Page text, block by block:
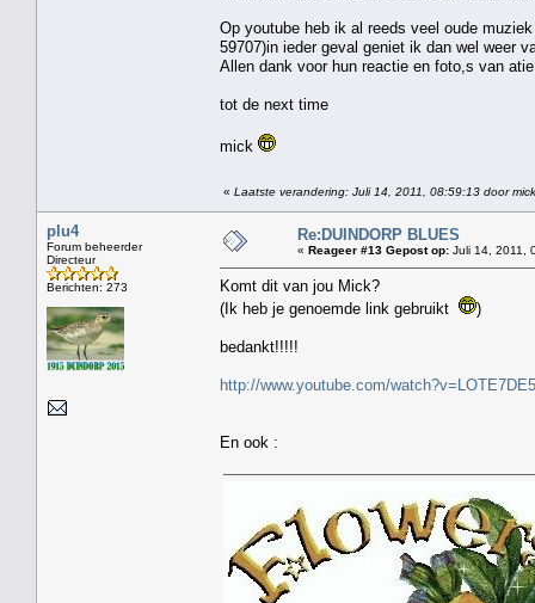
Op youtube heb ik al reeds veel oude
59707)in ieder geval geniet ik dan wel weer
Allen dank voor hun reactie en foto,s van
tot de next time
mick
« Laatste verandering: Juli 14, 2011, 08:59:13 door
plu4
Forum beheerder
Directeur
Berichten: 273
Re:DUINDORP BLUES
« Reageer #13 Gepost op: Juli 14, 2011,
Komt dit van jou Mick?
(Ik heb je genoemde link gebruikt
)
bedankt!!!!!
http://www.youtube.com/
En ook :